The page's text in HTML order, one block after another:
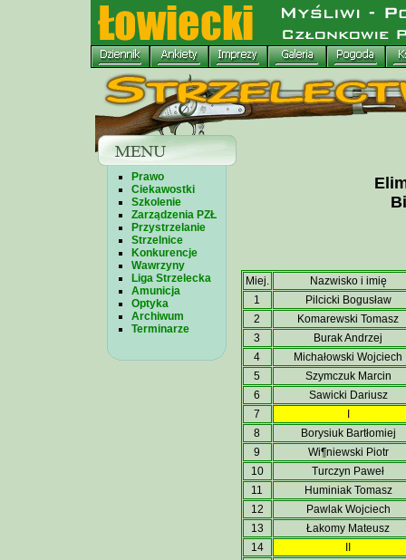
Prawo
Ciekawostki
Szkolenie
Zarządzenia PZŁ
Przystrzelanie
Strzelnice
Konkurencje
Wawrzyny
Liga Strzelecka
Amunicja
Optyka
Archiwum
Terminarze
Miej.
Nazwisko i imię
1
Pilcicki Bogusław
2
Komarewski Tomasz
3
Burak Andrzej
4
Michałowski Wojciech
5
Szymczuk Marcin
6
Sawicki Dariusz
7
8
Borysiuk Bartłomiej
9
Wi¶niewski Piotr
10
Turczyn Paweł
11
Huminiak Tomasz
12
Pawlak Wojciech
13
Łakomy Mateusz
14